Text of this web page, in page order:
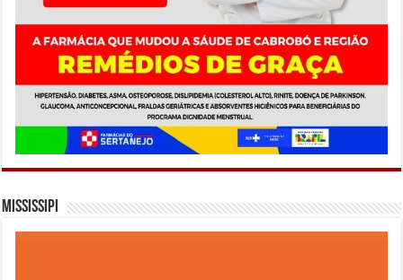
Mississipi